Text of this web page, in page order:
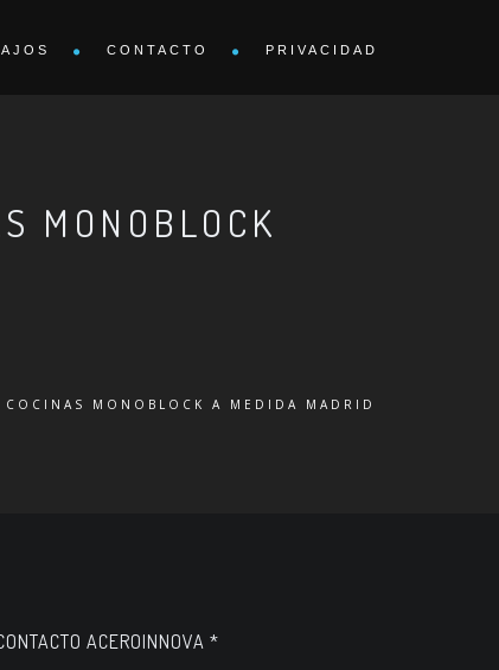
CONTACTO PRIVACIDAD
MONOBLOCK
MONOBLOCK A MEDIDA MADRID
ACEROINNOVA *